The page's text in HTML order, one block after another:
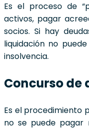
Es el proceso de
activos, pagar
socios. Si hay
liquidación no
insolvencia.
Concurso de
Es el procedimiento
no se puede pagar